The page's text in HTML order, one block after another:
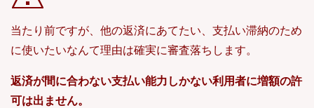
当たり前ですが、他の返済にあてたい、支払い滞納のため
に使いたいなんて理由は確実に審査落ちします。
返済が間に合わない支払い能力しかない利用者に増額の許
可は出ません。